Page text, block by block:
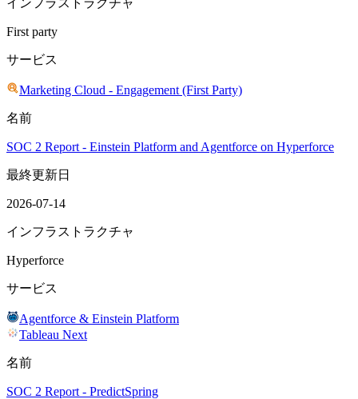
インフラストラクチャ
First party
サービス
Marketing Cloud - Engagement (First Party)
名前
SOC 2 Report - Einstein Platform and Agentforce on Hyperforce
最終更新日
2026-07-14
インフラストラクチャ
Hyperforce
サービス
Agentforce & Einstein Platform
Tableau Next
名前
SOC 2 Report - PredictSpring